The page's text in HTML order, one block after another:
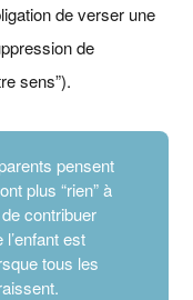
de verser une
de
sens”).
pensent
plus “rien” à
de contribuer
est
tous les